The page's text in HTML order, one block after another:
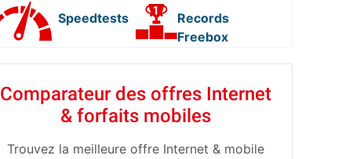
Speedtests
Records
Freebox
Comparateur des offres Internet
& forfaits mobiles
Trouvez la meilleure offre Internet & mobile